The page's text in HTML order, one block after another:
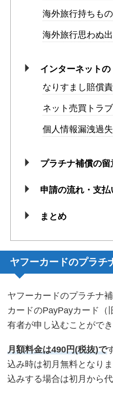
海外旅行持ちも
海外旅行思わぬ
インターネット
なりすまし賠償
ネット売買トラ
個人情報漏洩過
プラチナ補償の留
申請の流れ・支払
まとめ
ヤフーカードのプラチ
ヤフーカードのプラチナ
カードのPayPayカード（
有者が申し込むことができ
月額料金は490円(税抜)で
込み時は初月無料となり
込みする場合は初月から